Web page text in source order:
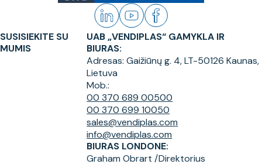
SUSISIEKITE SU
MUMIS
UAB „VENDIPLAS“ GAMYKLA IR
BIURAS:
Adresas: Gaižiūnų g. 4, LT-50126 Kaunas,
Lietuva
Mob.:
00 370 689 00500
00 370 699 10050
sales@vendiplas.com
info@vendiplas.com
BIURAS LONDONE:
Graham Obrart /Direktorius